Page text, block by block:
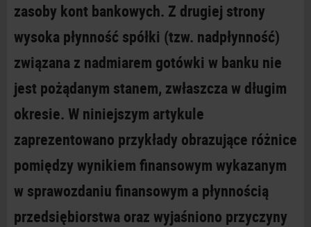
zasoby kont bankowych. Z drugiej strony
wysoka płynność spółki (tzw. nadpłynność)
związana z nadmiarem gotówki w banku nie
jest pożądanym stanem, zwłaszcza w długim
okresie. W niniejszym artykule
zaprezentowano przykłady obrazujące różnice
pomiędzy wynikiem finansowym wykazanym
w sprawozdaniu finansowym a płynnością
przedsiębiorstwa oraz wyjaśniono przyczyny